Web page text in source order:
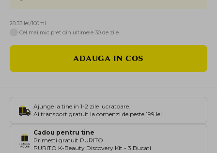
28.33 lei/100ml
Cel mai mic pret din ultimele 30 de zile
ADAUGA IN COS
Ajunge la tine in 1-2 zile lucratoare.
Ai transport gratuit la comenzi de peste 199 lei.
Cadou pentru tine
Primesti gratuit PURITO
PURITO K-Beauty Discovery Kit - 3 Bucati